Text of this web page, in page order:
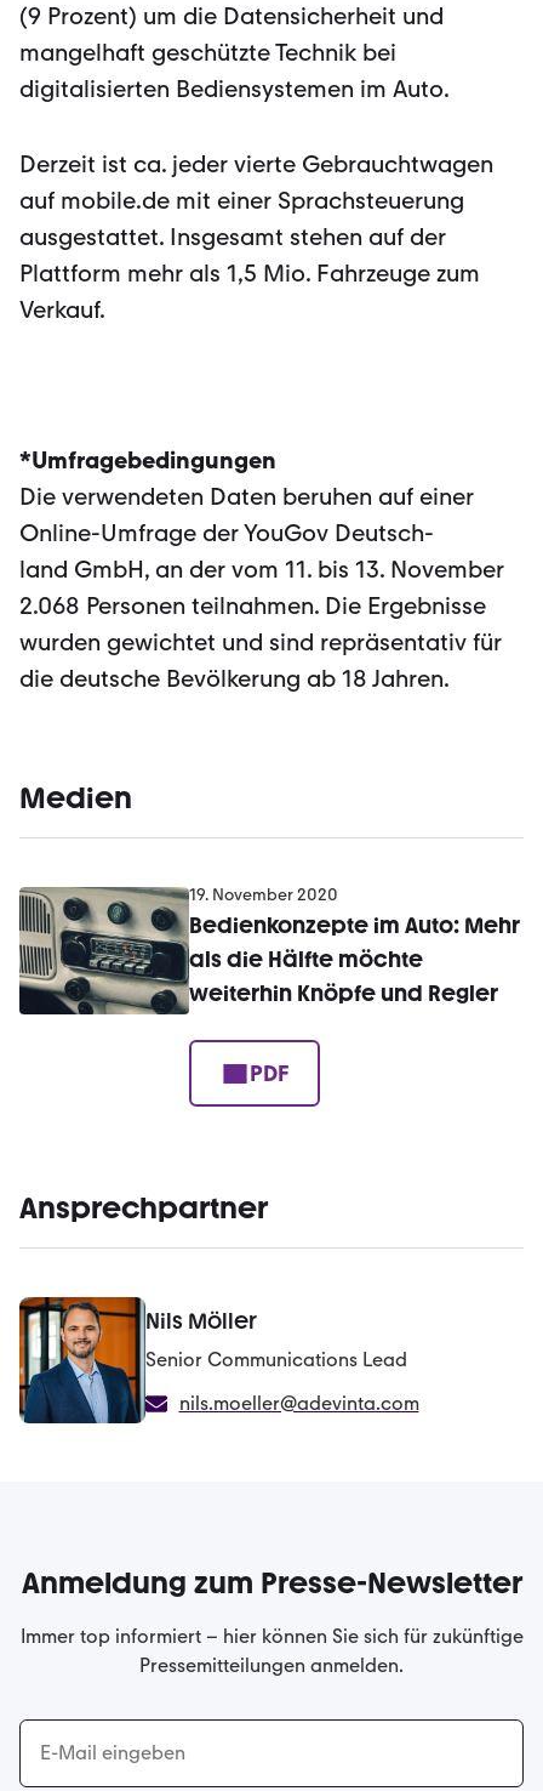
(9 Prozent) um die Datensicherheit und
mangelhaft geschützte Technik bei
digitalisierten Bediensystemen im Auto.
Derzeit ist ca. jeder vierte Gebrauchtwagen
auf mobile.de mit einer Sprachsteuerung
ausgestattet. Insgesamt stehen auf der
Plattform mehr als 1,5 Mio. Fahrzeuge zum
Verkauf.
*Umfragebedingungen
Die verwendeten Daten beruhen auf einer
Online-Umfrage der YouGov Deutsch­
land GmbH, an der vom 11. bis 13. November
2.068 Personen teilnahmen. Die Er­geb­nisse
wurden gewichtet und sind repräsentativ für
die deutsche Bevölkerung ab 18 Jahren.
Medien
19. November 2020
Bedienkonzepte im Auto: Mehr
als die Hälfte möchte
weiterhin Knöpfe und Regler
PDF
Ansprechpartner
Nils Möller
Senior Communications Lead
nils.moeller@adevinta.com
Anmeldung zum Presse-Newsletter
Immer top informiert – hier können Sie sich für zukünftige
Pressemitteilungen anmelden.